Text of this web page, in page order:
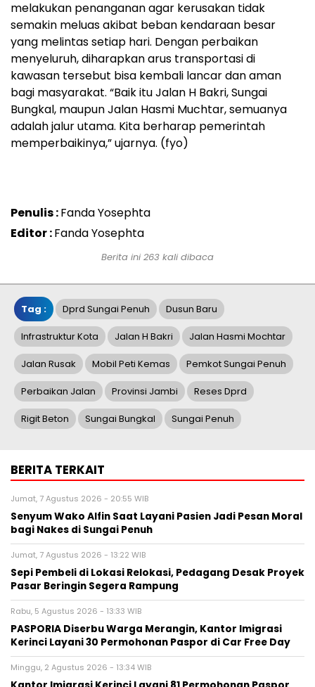
melakukan penanganan agar kerusakan tidak
semakin meluas akibat beban kendaraan besar
yang melintas setiap hari. Dengan perbaikan
menyeluruh, diharapkan arus transportasi di
kawasan tersebut bisa kembali lancar dan aman
bagi masyarakat. “Baik itu Jalan H Bakri, Sungai
Bungkal, maupun Jalan Hasmi Muchtar, semuanya
adalah jalur utama. Kita berharap pemerintah
memperbaikinya,” ujarnya. (fyo)
Penulis :Fanda Yosephta
Editor :Fanda Yosephta
Berita ini 263 kali dibaca
Tag : Dprd Sungai Penuh Dusun Baru
Infrastruktur Kota Jalan H Bakri Jalan Hasmi Mochtar
Jalan Rusak Mobil Peti Kemas Pemkot Sungai Penuh
Perbaikan Jalan Provinsi Jambi Reses Dprd
Rigit Beton Sungai Bungkal Sungai Penuh
BERITA TERKAIT
Jumat, 7 Agustus 2026 - 20:55 WIB
Senyum Wako Alfin Saat Layani Pasien Jadi Pesan Moral
bagi Nakes di Sungai Penuh
Jumat, 7 Agustus 2026 - 13:22 WIB
Sepi Pembeli di Lokasi Relokasi, Pedagang Desak Proyek
Pasar Beringin Segera Rampung
Rabu, 5 Agustus 2026 - 13:33 WIB
PASPORIA Diserbu Warga Merangin, Kantor Imigrasi
Kerinci Layani 30 Permohonan Paspor di Car Free Day
Minggu, 2 Agustus 2026 - 13:34 WIB